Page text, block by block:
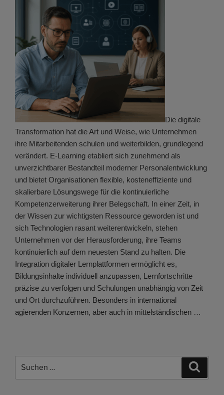
Die digitale
Transformation hat die Art und Weise, wie Unternehmen
ihre Mitarbeitenden schulen und weiterbilden, grundlegend
verändert. E-Learning etabliert sich zunehmend als
unverzichtbarer Bestandteil moderner Personalentwicklung
und bietet Organisationen flexible, kosteneffiziente und
skalierbare Lösungswege für die kontinuierliche
Kompetenzerweiterung ihrer Belegschaft. In einer Zeit, in
der Wissen zur wichtigsten Ressource geworden ist und
sich Technologien rasant weiterentwickeln, stehen
Unternehmen vor der Herausforderung, ihre Teams
kontinuierlich auf dem neuesten Stand zu halten. Die
Integration digitaler Lernplattformen ermöglicht es,
Bildungsinhalte individuell anzupassen, Lernfortschritte
präzise zu verfolgen und Schulungen unabhängig von Zeit
und Ort durchzuführen. Besonders in international
agierenden Konzernen, aber auch in mittelständischen …